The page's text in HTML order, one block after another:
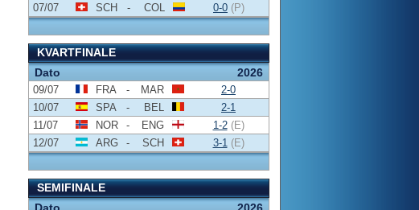
07/07
SCH - COL 0-0 (P)
KVARTFINALE
Dato
2026
09/07 FRA - MAR
2-0
10/07
SPA - BEL
2-1
11/07
NOR - ENG 1-2 (E)
12/07
ARG - SCH 3-1 (E)
SEMIFINALE